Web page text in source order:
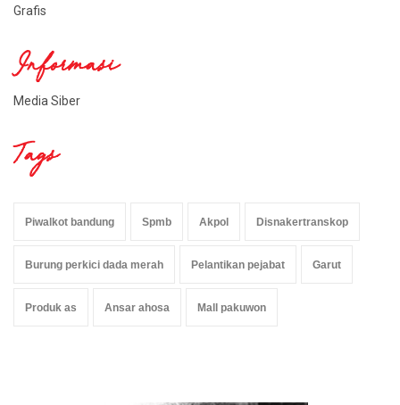
Grafis
Informasi
Media Siber
Tags
Piwalkot bandung Spmb Akpol Disnakertranskop
Burung perkici dada merah Pelantikan pejabat Garut
Produk as Ansar ahosa Mall pakuwon